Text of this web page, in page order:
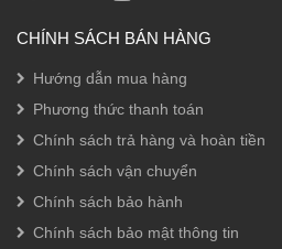
CHÍNH SÁCH BÁN HÀNG
Hướng dẫn mua hàng
Phương thức thanh toán
Chính sách trả hàng và hoàn tiền
Chính sách vận chuyển
Chính sách bảo hành
Chính sách bảo mật thông tin